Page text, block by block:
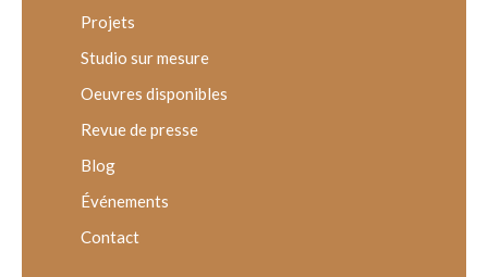
Projets
Studio sur mesure
Oeuvres disponibles
Revue de presse
Blog
Événements
Contact